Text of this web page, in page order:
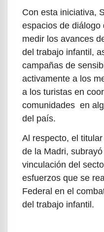
Con esta iniciativa,
espacios de diálogo
medir los avances
del trabajo infantil,
campañas de
activamente a los
a los turistas en
comunidades en
del país.
Al respecto, el
de la Madri,
vinculación del
esfuerzos que se
Federal en el
del trabajo infantil.